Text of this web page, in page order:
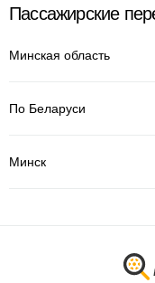
Пассажирские
Минская область
По Беларуси
Минск